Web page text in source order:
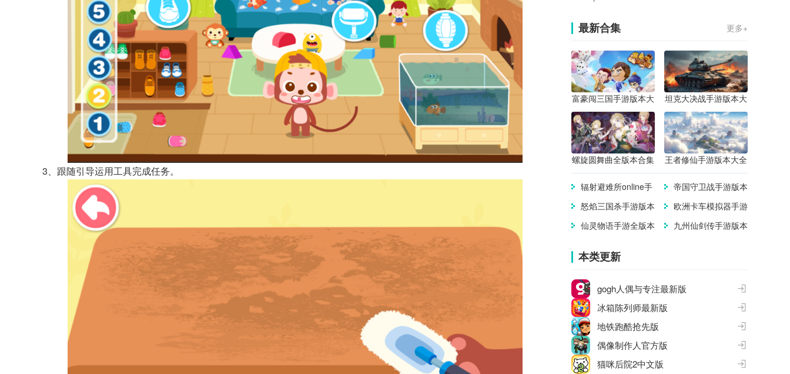
3、跟随引导运用工具完成任务。
最新合集 更多+
富豪闯三国手游版本大
全
坦克大决战手游版本大
全
螺旋圆舞曲全版本合集 王者修仙手游版本大全
辐射避难所online手
帝国守卫战手游版本
怒焰三国杀手游版本
欧洲卡车模拟器手游
仙灵物语手游全版本
九州仙剑传手游版本
本类更新
gogh人偶与专注最新版
冰箱陈列师最新版
地铁跑酷抢先版
偶像制作人官方版
猫咪后院2中文版